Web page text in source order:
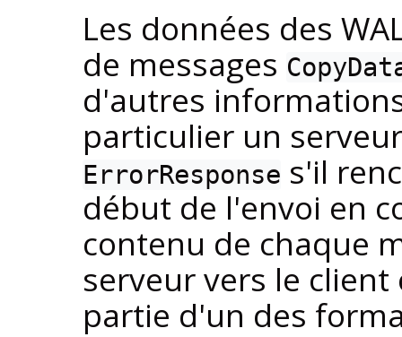
Les données des
de messages
d'autres
particulier un
ErrorResponse s'il
début de l'envoi en
contenu de chaque
serveur vers le
partie d'un des